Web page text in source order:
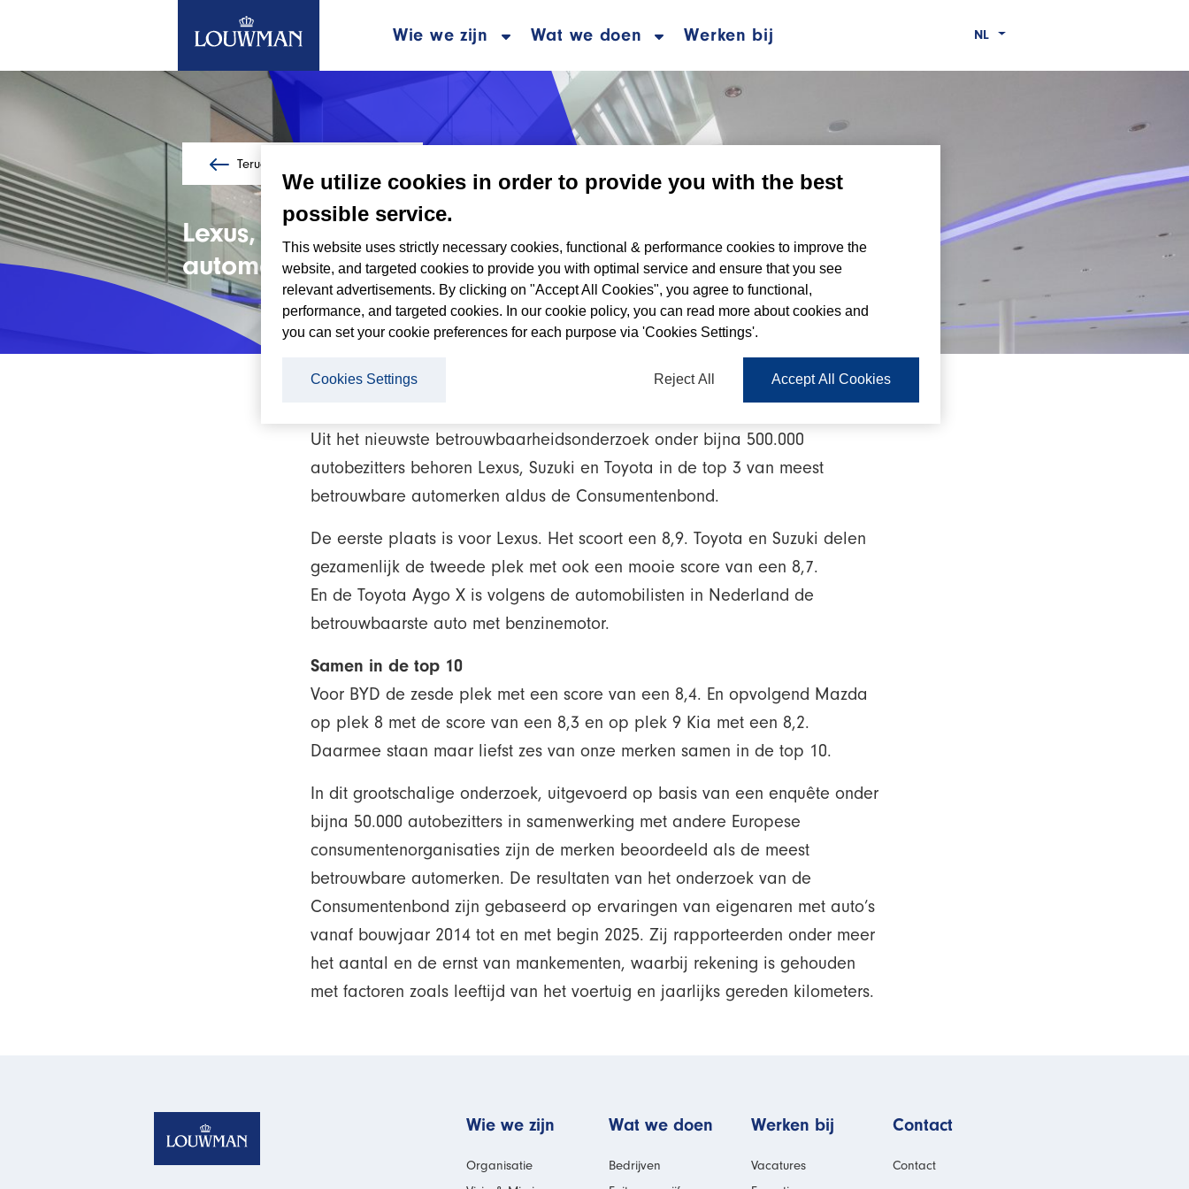
Ga
naar
de
hoofdinhoud
Wie we zijn Wat we doen Werken bij NL
Terug naar nieuws overzicht
Lexus, Suzuki & Toyota in Top 3 betrouwbaarste
automerken
28/01/2026
Uit het nieuwste betrouwbaarheidsonderzoek onder bijna 500.000
autobezitters behoren Lexus, Suzuki en Toyota in de top 3 van meest
betrouwbare automerken aldus de Consumentenbond.
De eerste plaats is voor Lexus. Het scoort een 8,9. Toyota en Suzuki delen
gezamenlijk de tweede plek met ook een mooie score van een 8,7.
En de Toyota Aygo X is volgens de automobilisten in Nederland de
betrouwbaarste auto met benzinemotor.
Samen in de top 10
Voor BYD de zesde plek met een score van een 8,4. En opvolgend Mazda
op plek 8 met de score van een 8,3 en op plek 9 Kia met een 8,2.
Daarmee staan maar liefst zes van onze merken samen in de top 10.
In dit grootschalige onderzoek, uitgevoerd op basis van een enquête onder
bijna 50.000 autobezitters in samenwerking met andere Europese
consumentenorganisaties zijn de merken beoordeeld als de meest
betrouwbare automerken. De resultaten van het onderzoek van de
Consumentenbond zijn gebaseerd op ervaringen van eigenaren met auto’s
vanaf bouwjaar 2014 tot en met begin 2025. Zij rapporteerden onder meer
het aantal en de ernst van mankementen, waarbij rekening is gehouden
met factoren zoals leeftijd van het voertuig en jaarlijks gereden kilometers.
Wie we zijn
Organisatie
Wat we doen
Bedrijven
Werken bij
Vacatures
Contact
Contact
We utilize cookies in order to provide you with the best
possible service.
This website uses strictly necessary cookies, functional & performance cookies to improve the
website, and targeted cookies to provide you with optimal service and ensure that you see
relevant advertisements. By clicking on "Accept All Cookies", you agree to functional,
performance, and targeted cookies. In our cookie policy, you can read more about cookies and
you can set your cookie preferences for each purpose via 'Cookies Settings'.
Reject All Accept All Cookies
Cookies Settings